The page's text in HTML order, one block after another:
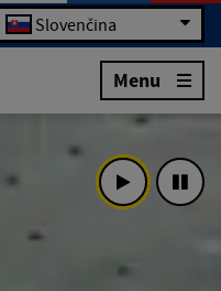
Slovenčina
Menu